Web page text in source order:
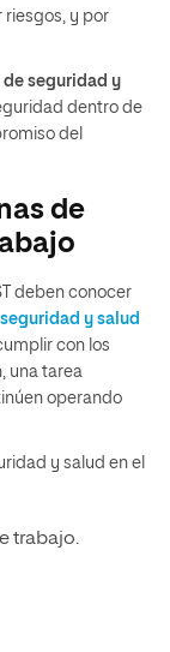
y por
de seguridad y
dentro de
del
de
deben conocer
y salud
con los
una tarea
operando
y salud en el
trabajo.